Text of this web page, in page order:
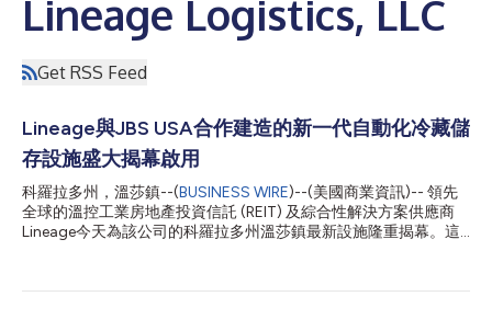
Lineage Logistics, LLC
Get RSS Feed
Lineage與JBS USA合作建造的新一代自動化冷藏儲
存設施盛大揭幕啟用
科羅拉多州，溫莎鎮--(BUSINESS WIRE)--(美國商業資訊)-- 領先
全球的溫控工業房地產投資信託 (REIT) 及綜合性解決方案供應商
Lineage今天為該公司的科羅拉多州溫莎鎮最新設施隆重揭幕。這
在全球戰略性布點，這座位於溫莎鎮的新一代完全自動化設施將進